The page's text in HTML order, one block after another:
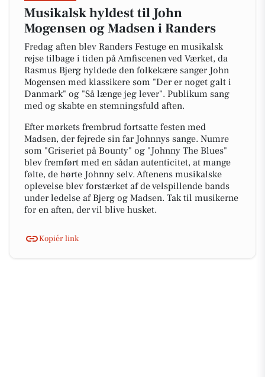
Musikalsk hyldest til John
Mogensen og Madsen i Randers
Fredag aften blev Randers Festuge en musikalsk
rejse tilbage i tiden på Amfiscenen ved Værket, da
Rasmus Bjerg hyldede den folkekære sanger John
Mogensen med klassikere som "Der er noget galt i
Danmark" og "Så længe jeg lever". Publikum sang
med og skabte en stemningsfuld aften.
Efter mørkets frembrud fortsatte festen med
Madsen, der fejrede sin far Johnnys sange. Numre
som "Griseriet på Bounty" og "Johnny The Blues"
blev fremført med en sådan autenticitet, at mange
følte, de hørte Johnny selv. Aftenens musikalske
oplevelse blev forstærket af de velspillende bands
under ledelse af Bjerg og Madsen. Tak til musikerne
for en aften, der vil blive husket.
Kopiér link